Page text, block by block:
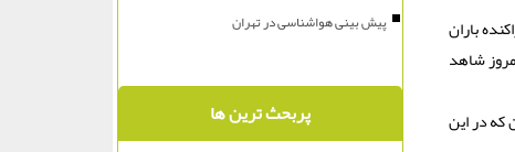
باران
شاهد
که در این
پیش بینی هواشناسی در تهران
پربحث ترین ها